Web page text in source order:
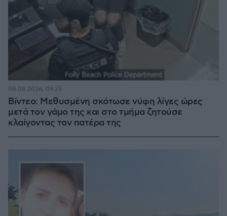
Βίντεο: Μεθυσμένη σκότωσε νύφη λίγες ώρες
μετά τον γάμο της και στο τμήμα ζητούσε
κλαίγοντας τον πατέρα της
08.08.2026, 09:25